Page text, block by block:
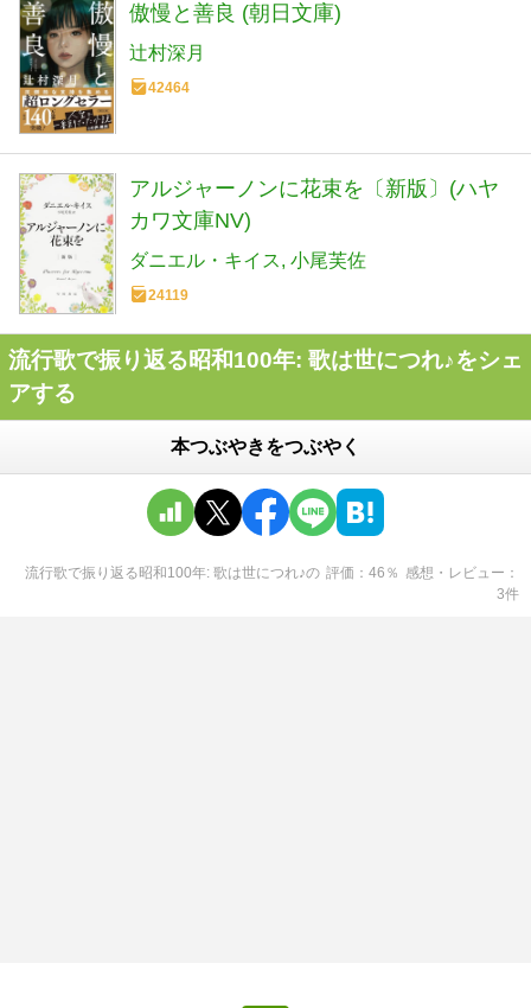
傲慢と善良 (朝日文庫)
辻村深月
42464
アルジャーノンに花束を〔新版〕(ハヤ
カワ文庫NV)
ダニエル・キイス 小尾芙佐
24119
流行歌で振り返る昭和100年: 歌は世につれ♪をシェ
アする
本つぶやきをつぶやく
流行歌で振り返る昭和100年: 歌は世につれ♪の 評価 46 ％ 感想・レビュー
3件